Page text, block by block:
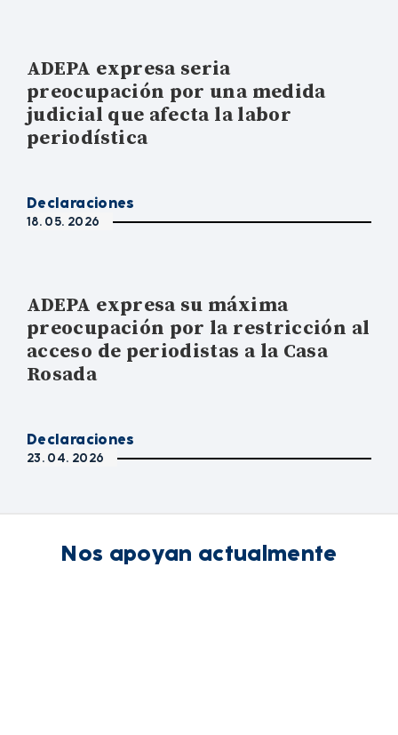
ADEPA expresa seria
preocupación por una medida
judicial que afecta la labor
periodística
Declaraciones
18. 05. 2026
ADEPA expresa su máxima
preocupación por la restricción al
acceso de periodistas a la Casa
Rosada
Declaraciones
23. 04. 2026
Nos apoyan actualmente